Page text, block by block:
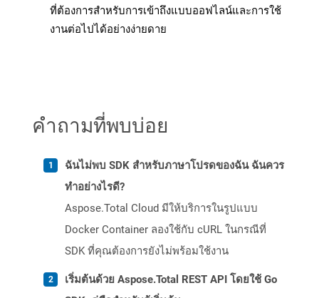
ที่ต้องการสำหรับการเข้าถึงแบบออฟไลน์และการใช้
งานต่อไปได้อย่างง่ายดาย
คำถามที่พบบ่อย
ฉันไม่พบ SDK สำหรับภาษาโปรดของฉัน ฉันควร
ทำอย่างไรดี?
Aspose.Total Cloud มีให้บริการในรูปแบบ
Docker Container ลองใช้กับ cURL ในกรณีที่
SDK ที่คุณต้องการยังไม่พร้อมใช้งาน
เริ่มต้นด้วย Aspose.Total REST API โดยใช้ Go